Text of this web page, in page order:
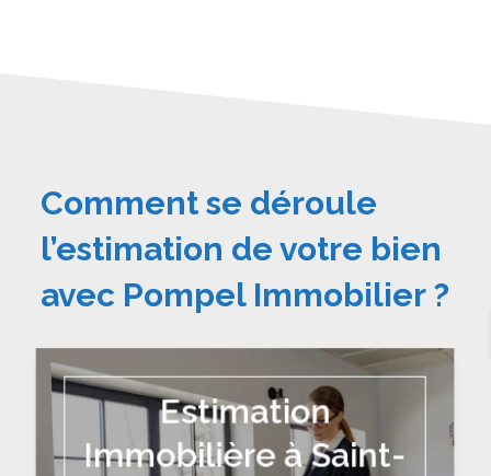
Comment se déroule
l’estimation de votre bien
avec Pompel Immobilier ?
Estimation
Immobilière à Saint-